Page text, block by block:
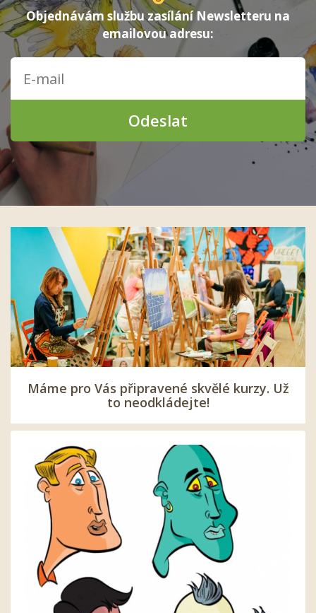
Objednávám službu zasílání Newsletteru na
emailovou adresu:
Odeslat
Máme pro Vás připravené skvělé kurzy. Už
to neodkládejte!